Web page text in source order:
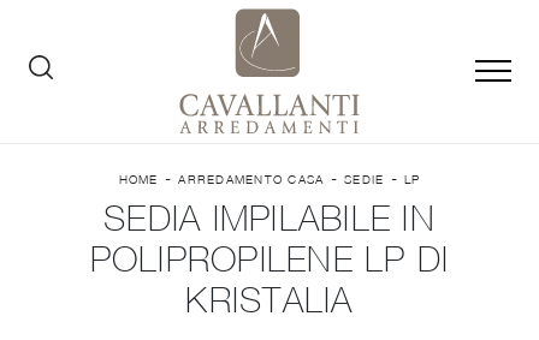
HOME -ARREDAMENTO CASA - SEDIE - LP
SEDIA IMPILABILE IN
POLIPROPILENE LP DI
KRISTALIA